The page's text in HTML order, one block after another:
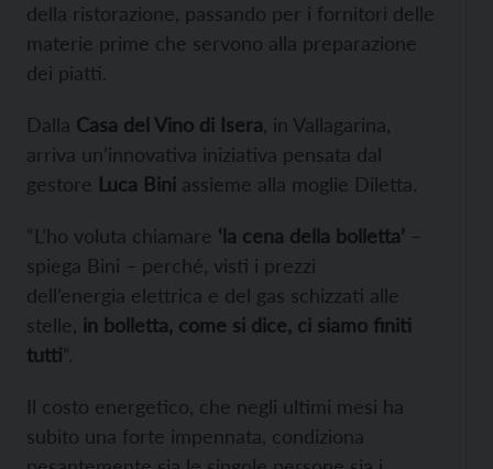
della ristorazione, passando per i fornitori delle
materie prime che servono alla preparazione
dei piatti.
Dalla Casa del Vino di Isera , in Vallagarina,
arriva un’innovativa iniziativa pensata dal
gestore Luca Bini assieme alla moglie Diletta.
“L’ho voluta chiamare ‘la cena della bolletta’ –
spiega Bini – perché, visti i prezzi
dell’energia elettrica e del gas schizzati alle
stelle, in bolletta, come si dice, ci siamo finiti
tutti“.
Il costo energetico, che negli ultimi mesi ha
subito una forte impennata, condiziona